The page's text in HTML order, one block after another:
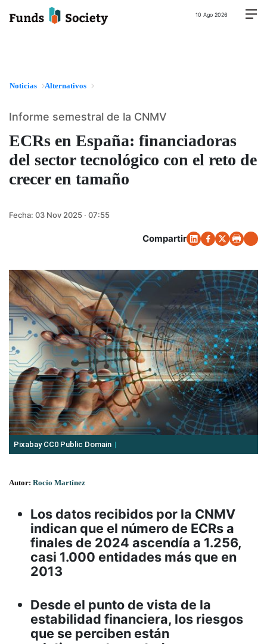
10 Ago 2026
Noticias Alternativos
ECRs en España: financiadoras
del sector tecnológico con el reto de
crecer en tamaño
Informe semestral de la CNMV
Fecha: 03 Nov 2025 · 07:55
Compartir
Pixabay CC0 Public Domain
Autor: Rocío Martínez
Los datos recibidos por la CNMV
indican que el número de ECRs a
finales de 2024 ascendía a 1.256,
casi 1.000 entidades más que en
2013
Desde el punto de vista de la
estabilidad financiera, los riesgos
que se perciben están